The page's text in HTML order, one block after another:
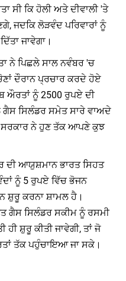
ਸੀ ਕਿ ਹੋਲੀ ਅਤੇ ਦੀਵਾਲੀ 'ਤੇ
ਜਦਕਿ ਲੋੜਵੰਦ ਪਰਿਵਾਰਾਂ ਨੂੰ
ਜਾਵੇਗਾ।
ਨੇ ਪਿਛਲੇ ਸਾਲ ਨਵੰਬਰ 'ਚ
ਦੌਰਾਨ ਪ੍ਰਚਾਰ ਕਰਦੇ ਹੋਏ
ਔਰਤਾਂ ਨੂੰ 2500 ਰੁਪਏ ਦੀ
ਗੈਸ ਸਿਲੰਡਰ ਸਮੇਤ ਸਾਰੇ ਵਾਅਦੇ
ਸਰਕਾਰ ਨੇ ਹੁਣ ਤੱਕ ਆਪਣੇ ਕੁਝ
ਦੀ ਆਯੁਸ਼ਮਾਨ ਭਾਰਤ ਸਿਹਤ
ਨੂੰ 5 ਰੁਪਏ ਵਿੱਚ ਭੋਜਨ
ਕਰਨਾ ਸ਼ਾਮਲ ਹੈ।
ਗੈਸ ਸਿਲੰਡਰ ਸਕੀਮ ਨੂੰ ਰਸਮੀ
ਸ਼ੁਰੂ ਕੀਤੀ ਜਾਵੇਗੀ, ਤਾਂ ਜੋ
ਤੱਕ ਪਹੁੰਚਾਇਆ ਜਾ ਸਕੇ।